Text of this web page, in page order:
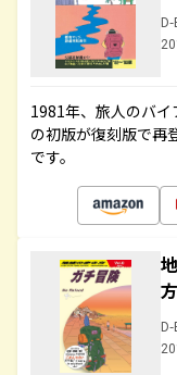
1981年、旅人のバ
の初版が復刻版で
です。